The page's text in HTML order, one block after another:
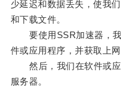
少延迟和数据丢失，使我
和下载文件。
要使用SSR加速器，我
件或应用程序，并获取上
然后，我们在软件或应
服务器。